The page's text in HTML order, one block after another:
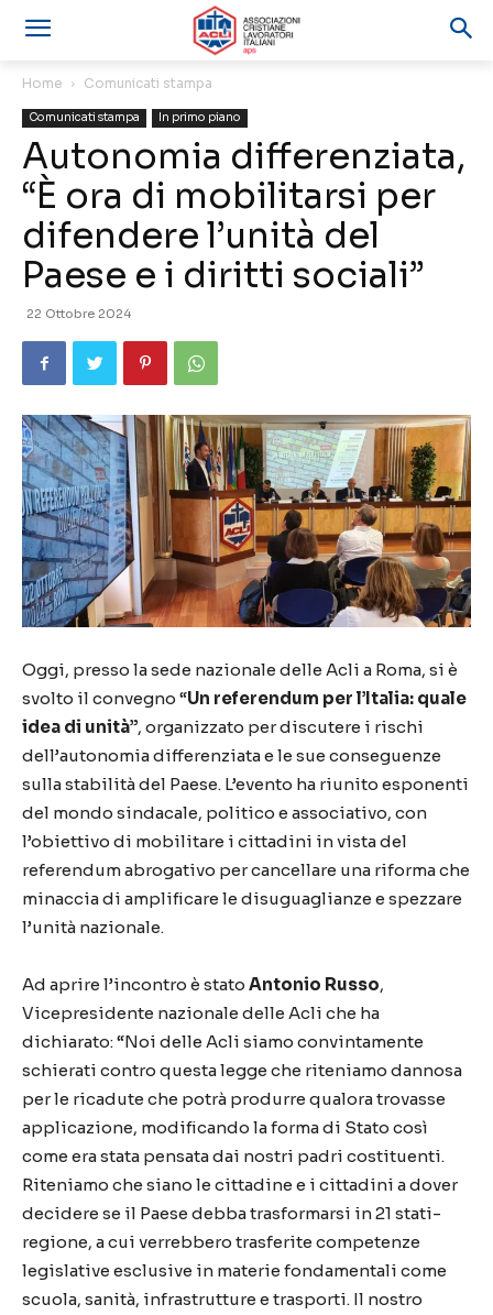
Home Comunicati stampa
Comunicati stampa In primo piano
Autonomia differenziata,
“È ora di mobilitarsi per
difendere l’unità del
Paese e i diritti sociali”
22 Ottobre 2024
Oggi, presso la sede nazionale delle Acli a Roma, si è
svolto il convegno “Un referendum per l’Italia: quale
idea di unità”, organizzato per discutere i rischi
dell’autonomia differenziata e le sue conseguenze
sulla stabilità del Paese. L’evento ha riunito esponenti
del mondo sindacale, politico e associativo, con
l’obiettivo di mobilitare i cittadini in vista del
referendum abrogativo per cancellare una riforma che
minaccia di amplificare le disuguaglianze e spezzare
l’unità nazionale.
Ad aprire l’incontro è stato Antonio Russo,
Vicepresidente nazionale delle Acli che ha
dichiarato: “Noi delle Acli siamo convintamente
schierati contro questa legge che riteniamo dannosa
per le ricadute che potrà produrre qualora trovasse
applicazione, modificando la forma di Stato così
come era stata pensata dai nostri padri costituenti.
Riteniamo che siano le cittadine e i cittadini a dover
decidere se il Paese debba trasformarsi in 21 stati-
regione, a cui verrebbero trasferite competenze
legislative esclusive in materie fondamentali come
scuola, sanità, infrastrutture e trasporti. Il nostro